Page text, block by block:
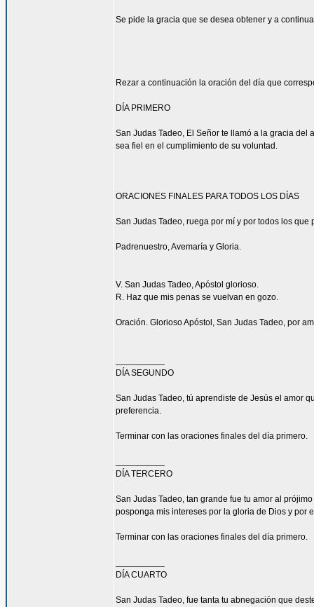
Se pide la gracia que se desea obtener y a
Rezar a continuación la oración del día que
DÍA PRIMERO
San Judas Tadeo, El Señor te llamó a la gracia
sea fiel en el cumplimiento de su voluntad.
ORACIONES FINALES PARA TODOS LOS DÍAS
San Judas Tadeo, ruega por mí y por todos los que
Padrenuestro, Avemaría y Gloria.
V. San Judas Tadeo, Apóstol glorioso.
R. Haz que mis penas se vuelvan en gozo.
Oración. Glorioso Apóstol, San Judas Tadeo, por
DÍA SEGUNDO
San Judas Tadeo, tú aprendiste de Jesús el amor
preferencia.
Terminar con las oraciones finales del día primero.
DÍA TERCERO
San Judas Tadeo, tan grande fue tu amor al
posponga mis intereses por la gloria de Dios y por
Terminar con las oraciones finales del día primero.
DÍA CUARTO
San Judas Tadeo, fue tanta tu abnegación que